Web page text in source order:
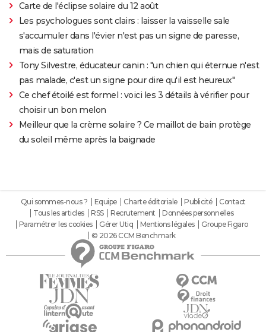
Carte de l'éclipse solaire du 12 août
Les psychologues sont clairs : laisser la vaisselle sale
s'accumuler dans l'évier n'est pas un signe de paresse,
mais de saturation
Tony Silvestre, éducateur canin : "un chien qui éternue n'est
pas malade, c'est un signe pour dire qu'il est heureux"
Ce chef étoilé est formel : voici les 3 détails à vérifier pour
choisir un bon melon
Meilleur que la crème solaire ? Ce maillot de bain protège
du soleil même après la baignade
Qui sommes-nous ? Equipe Charte éditoriale Publicité
Contact
Tous les articles
RSS Recrutement
Données personnelles
Paramétrer les cookies
Gérer Utiq Mentions légales
Groupe Figaro
© 2026 CCM Benchmark